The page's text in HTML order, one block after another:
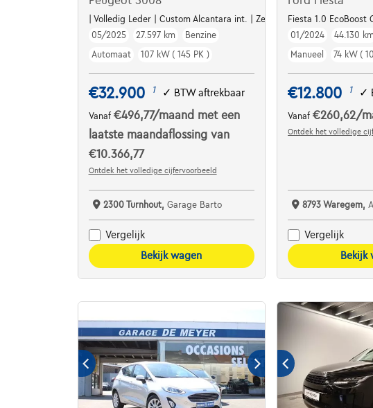
| Volledig Leder | Custom Alcantara int. | Zetelverw. | Dodehoekdet. |
05/2025
27.597 km
Benzine
Automaat
107 kW ( 145 PK )
€32.900 1 ✓ BTW aftrekbaar
Vanaf €496,77/maand met een
laatste maandaflossing van
€10.366,77
Ontdek het volledige cijfervoorbeeld
2300 Turnhout, Garage Barto
Vergelijk
Bekijk wagen
Fiesta 1.0 EcoBoost
01/2024
44.130 km
Manueel
74 kW (
€12.800 1 ✓
Vanaf€260,62/
Ontdek het volledige
8793 Waregem,
Vergelijk
Bekijk